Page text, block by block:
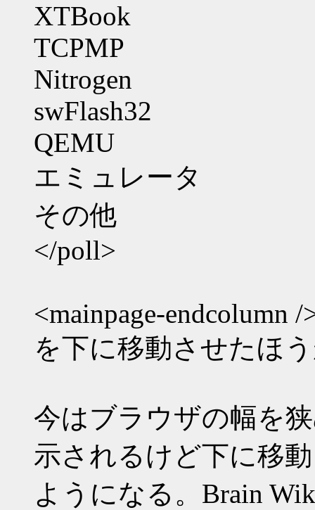
XTBook
TCPMP
Nitrogen
swFlash32
QEMU
エミュレータ
その他
</poll>
<mainpage-endcolumn /
を下に移動させたほ
今はブラウザの幅を
示されるけど下に移
ようになる。Brain